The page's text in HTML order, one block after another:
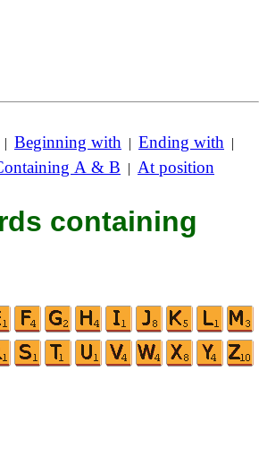
| Beginning with | Ending with |
A & B | At position
containing